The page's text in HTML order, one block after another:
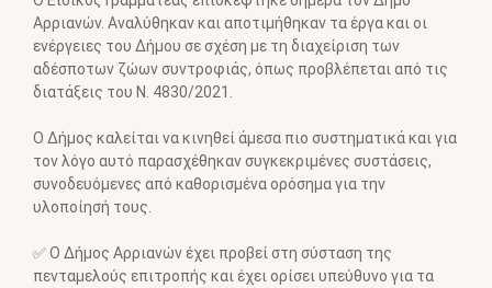
γ
ω
γ
ή
ς
ί
ν
τ
ε
Αρριανών. Αναλύθηκαν και αποτιμήθηκαν τα έργα και οι
ενέργειες του Δήμου σε σχέση με τη διαχείριση των
αδέσποτων ζώων συντροφιάς, όπως προβλέπεται από τις
διατάξεις του Ν. 4830/2021.
O Δήμος καλείται να κινηθεί άμεσα πιο συστηματικά και για
τον λόγο αυτό παρασχέθηκαν συγκεκριμένες συστάσεις,
συνοδευόμενες από καθορισμένα ορόσημα για την
υλοποίησή τους.
✅ Ο Δήμος Αρριανών έχει προβεί στη σύσταση της
πενταμελούς επιτροπής και έχει ορίσει υπεύθυνο για τα